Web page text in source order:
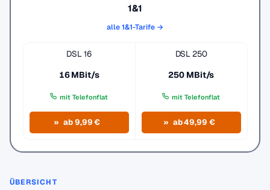
1&1
alle 1&1-Tarife →
DSL 16
16 MBit/s
mit Telefonflat
ab 9,99 €
DSL 250
250 MBit/s
mit Telefonflat
ab 49,99 €
ÜBERSICHT